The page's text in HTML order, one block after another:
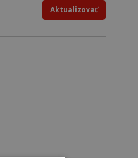
Aktualizovať